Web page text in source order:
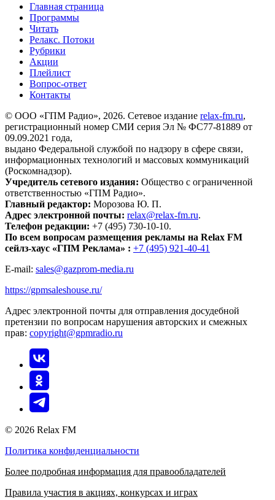
Главная страница
Программы
Читать
Релакс. Потоки
Рубрики
Акции
Плейлист
Вопрос-ответ
Контакты
© ООО «ГПМ Радио», 2026. Сетевое издание relax-fm.ru,
регистрационный номер СМИ серия Эл № ФС77-81889 от
09.09.2021 года,
выдано Федеральной службой по надзору в сфере связи,
информационных технологий и массовых коммуникаций
(Роскомнадзор).
Учредитель сетевого издания: Общество с ограниченной
ответственностью «ГПМ Радио».
Главный редактор: Морозова Ю. П.
Адрес электронной почты: relax@relax-fm.ru.
Телефон редакции: +7 (495) 730-10-10.
По всем вопросам размещения рекламы на Relax FM
сейлз-хаус «ГПМ Реклама» : +7 (495) 921-40-41
E-mail: sales@gazprom-media.ru
https://gpmsaleshouse.ru/
Адрес электронной почты для отправления досудебной
претензии по вопросам нарушения авторских и смежных
прав: copyright@gpmradio.ru
© 2026 Relax FM
Политика конфиденциальности
Более подробная информация для правообладателей
Правила участия в акциях, конкурсах и играх